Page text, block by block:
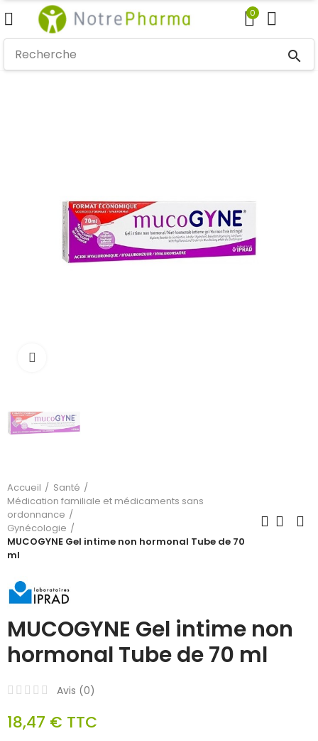
0
search
Accueil
Santé
Médication familiale et médicaments sans
ordonnance
Gynécologie
MUCOGYNE Gel intime non hormonal Tube de 70
ml
MUCOGYNE Gel intime non
hormonal Tube de 70 ml
Avis (0)
18,47 € TTC